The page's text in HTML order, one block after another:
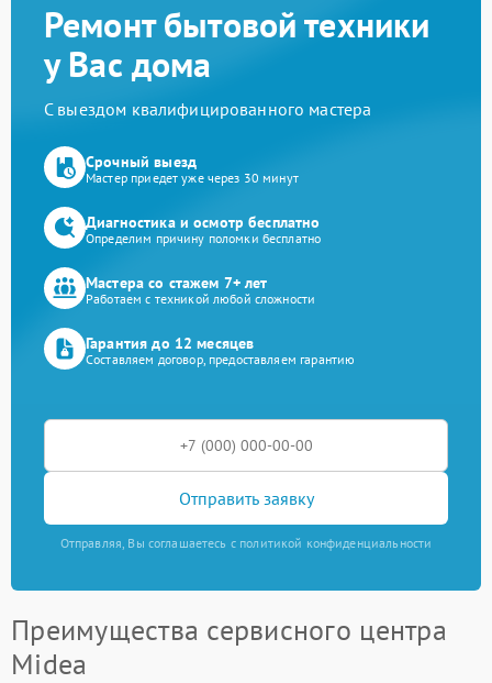
Ремонт бытовой техники
у Вас дома
С выездом квалифицированного мастера
Срочный выезд
Мастер приедет уже через 30 минут
Диагностика и осмотр бесплатно
Определим причину поломки бесплатно
Мастера со стажем 7+ лет
Работаем с техникой любой сложности
Гарантия до 12 месяцев
Составляем договор, предоставляем гарантию
Отправить заявку
Отправляя, Вы соглашаетесь с политикой конфиденциальности
Преимущества сервисного центра
Midea